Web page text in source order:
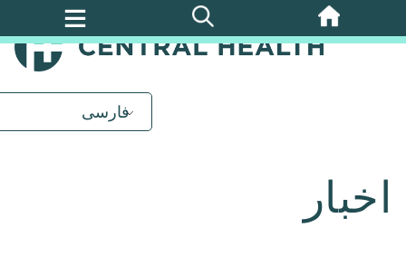
پرش
به
فارسی
اخبار